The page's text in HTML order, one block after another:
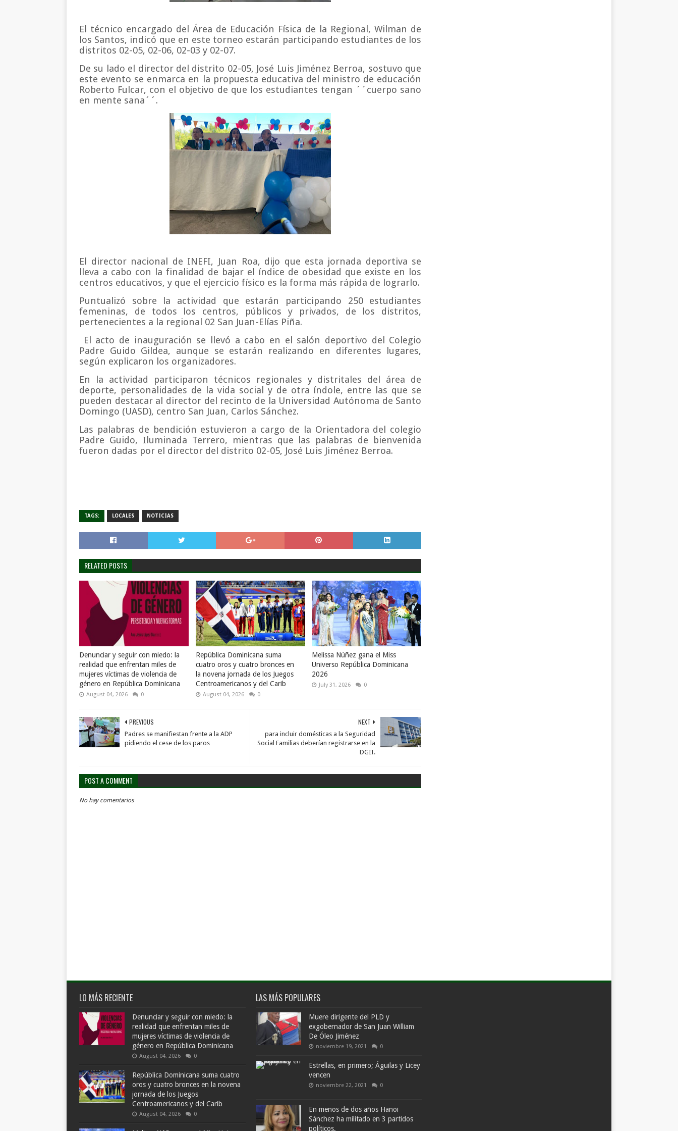
El técnico encargado del Área de Educación Física de la Regional, Wilman de
los Santos, indicó que en este torneo estarán participando estudiantes de los
distritos 02-05, 02-06, 02-03 y 02-07.
De su lado el director del distrito 02-05, José Luis Jiménez Berroa, sostuvo que
este evento se enmarca en la propuesta educativa del ministro de educación
Roberto Fulcar, con el objetivo de que los estudiantes tengan ´´cuerpo sano
en mente sana´´.
El director nacional de INEFI, Juan Roa, dijo que esta jornada deportiva se
lleva a cabo con la finalidad de bajar el índice de obesidad que existe en los
centros educativos, y que el ejercicio físico es la forma más rápida de lograrlo.
Puntualizó sobre la actividad que estarán participando 250 estudiantes
femeninas, de todos los centros, públicos y privados, de los distritos,
pertenecientes a la regional 02 San Juan-Elías Piña.
El acto de inauguración se llevó a cabo en el salón deportivo del Colegio
Padre Guido Gildea, aunque se estarán realizando en diferentes lugares,
según explicaron los organizadores.
En la actividad participaron técnicos regionales y distritales del área de
deporte, personalidades de la vida social y de otra índole, entre las que se
pueden destacar al director del recinto de la Universidad Autónoma de Santo
Domingo (UASD), centro San Juan, Carlos Sánchez.
Las palabras de bendición estuvieron a cargo de la Orientadora del colegio
Padre Guido, Iluminada Terrero, mientras que las palabras de bienvenida
fueron dadas por el director del distrito 02-05, José Luis Jiménez Berroa.
TAGS: LOCALES NOTICIAS
RELATED POSTS
Denunciar y seguir con miedo: la
realidad que enfrentan miles de
mujeres víctimas de violencia de
género en República Dominicana
August 04, 2026 0
República Dominicana suma
cuatro oros y cuatro bronces en
la novena jornada de los Juegos
Centroamericanos y del Carib
August 04, 2026 0
Melissa Núñez gana el Miss
Universo República Dominicana
2026
July 31, 2026 0
NEXT
para incluir domésticas a la Seguridad
Social Familias deberían registrarse en la
DGII.
PREVIOUS
Padres se manifiestan frente a la ADP
pidiendo el cese de los paros
POST A COMMENT
No hay comentarios
LO MÁS RECIENTE
Denunciar y seguir con miedo: la
realidad que enfrentan miles de
mujeres víctimas de violencia de
género en República Dominicana
August 04, 2026 0
República Dominicana suma cuatro
oros y cuatro bronces en la novena
jornada de los Juegos
Centroamericanos y del Carib
August 04, 2026 0
LAS MÁS POPULARES
Muere dirigente del PLD y
exgobernador de San Juan William
De Óleo Jiménez
noviembre 19, 2021 0
Estrellas, en primero; Águilas y Licey
vencen
noviembre 22, 2021 0
En menos de dos años Hanoi
Sánchez ha militado en 3 partidos
políticos.